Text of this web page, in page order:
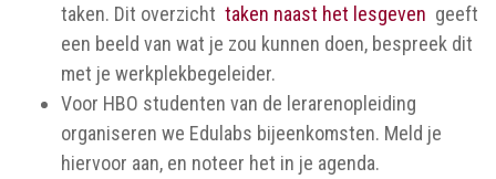
taken. Dit overzicht taken naast het lesgeven geeft
een beeld van wat je zou kunnen doen, bespreek dit
met je werkplekbegeleider.
Voor HBO studenten van de lerarenopleiding
organiseren we Edulabs bijeenkomsten. Meld je
hiervoor aan, en noteer het in je agenda.